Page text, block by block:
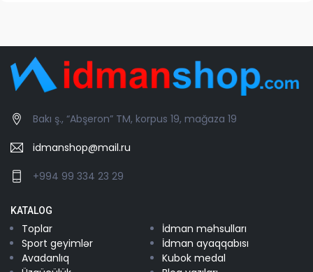
Bakı ş., “Abşeron” TM, korpus 19, mağaza 19
idmanshop@mail.ru
+994 99 334 23 29
KATALOG
Toplar
İdman məhsulları
Sport geyimlər
İdman ayaqqabısı
Avadanlıq
Kubok medal